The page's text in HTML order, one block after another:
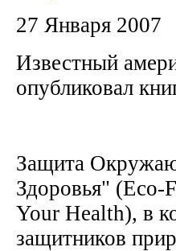
27 Января 2007
Известный
опубликовал
Защита
Здоровья" (Eco-
Your Health), в
защитников